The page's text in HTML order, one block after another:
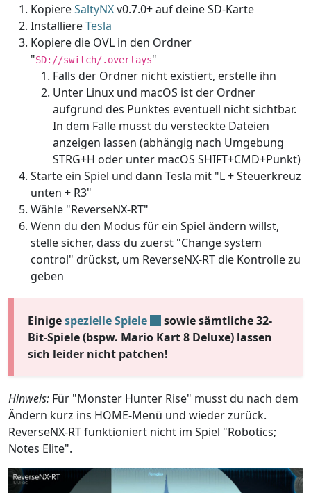
KopiereSaltyNXv0.7.0+ auf deine SD-Karte
InstalliereTesla
Kopiere die OVL in den Ordner
"SD://switch/.overlays"
Falls der Ordner nicht existiert, erstelle ihn
Unter Linux und macOS ist der Ordner
aufgrund des Punktes eventuell nicht sichtbar.
In dem Falle musst du versteckte Dateien
anzeigen lassen (abhängig nach Umgebung
STRG+H oder unter macOS SHIFT+CMD+Punkt)
Starte ein Spiel und dann Tesla mit "L + Steuerkreuz
unten + R3"
Wähle "ReverseNX-RT"
Wenn du den Modus für ein Spiel ändern willst,
stelle sicher, dass du zuerst "Change system
control" drückst, um ReverseNX-RT die Kontrolle zu
geben
Einigespezielle Spiele
sowie sämtliche 32-
Bit-Spiele (bspw. Mario Kart 8 Deluxe) lassen
sich leider nicht patchen!
Hinweis: Für "Monster Hunter Rise" musst du nach dem
Ändern kurz ins HOME-Menü und wieder zurück.
ReverseNX-RT funktioniert nicht im Spiel "Robotics;
Notes Elite".